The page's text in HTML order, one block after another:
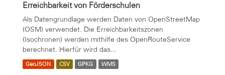
Erreichbarkeit von Förderschulen
Als Datengrundlage werden Daten von OpenStreetMap
(OSM) verwendet. Die Erreichbarkeitszonen
(Isochronen) werden mithilfe des OpenRouteService
berechnet. Hierfür wird das...
GeoJSON CSV GPKG WMS